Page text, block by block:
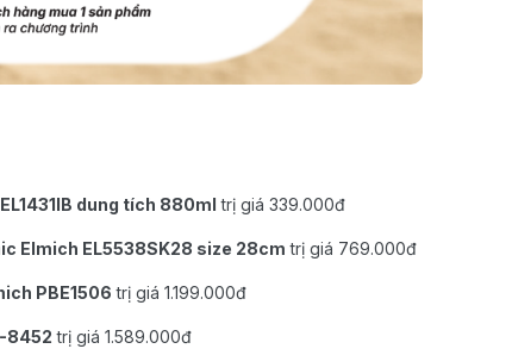
dung tích 880ml trị giá 339.000đ
Elmich EL5538SK28 size 28cm trị giá 769.000đ
PBE1506 trị giá 1.199.000đ
8452 trị giá 1.589.000đ